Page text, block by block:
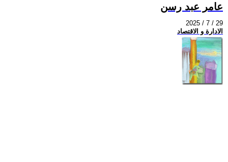
عامر عبد رسن
2025 / 7 / 29
الادارة و الاقتصاد